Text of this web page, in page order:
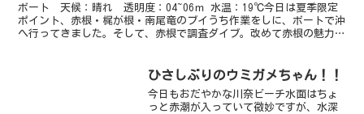
ボート 天候：晴れ 透明度：04~06ｍ 水温：19℃今日は夏季限定
ポイント、赤根・梶が根・南尾竜のブイうち作業をしに、ボートで沖
へ行ってきました。そして、赤根で調査ダイブ。改めて赤根の魅力を
ひさしぶりのウミガメちゃん！！
今日もおだやかな川奈ビーチ水面はちょ
っと赤潮が入っていて微妙ですが、水深